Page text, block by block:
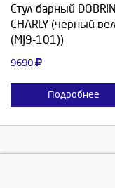
Стул барный DOBRIN
CHARLY (черный
(MJ9-101))
9690
Подробнее
Продолжить
Отмена